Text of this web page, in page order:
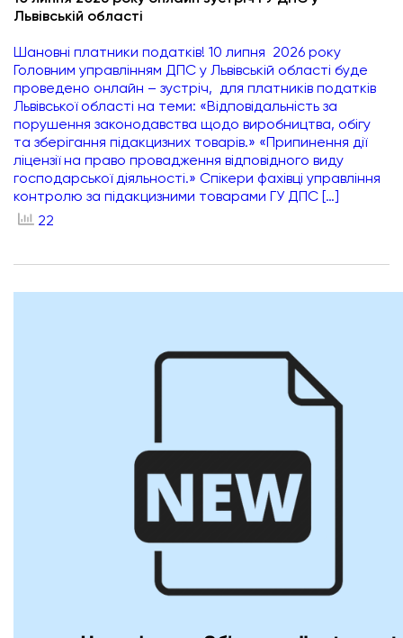
Львівській області
Шановні платники податків! 10 липня 2026 року
Головним управлінням ДПС у Львівській області буде
проведено онлайн – зустріч, для платників податків
Львівської області на теми: «Відповідальність за
порушення законодавства щодо виробництва, обігу
та зберігання підакцизних товарів.» «Припинення дії
ліцензії на право провадження відповідного виду
господарської діяльності.» Спікери фахівці управління
контролю за підакцизними товарами ГУ ДПС […]
22